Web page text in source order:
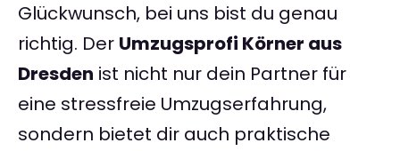
Glückwunsch, bei uns bist du genau
richtig. Der Umzugsprofi Körner aus
Dresden ist nicht nur dein Partner für
eine stressfreie Umzugserfahrung,
sondern bietet dir auch praktische